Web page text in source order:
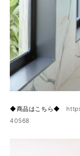
◆商品はこちら◆
40568